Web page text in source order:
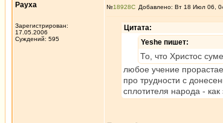
Рауха
Зарегистрирован:
17.05.2006
Суждений: 595
№18928 Добавлено: Вт 18 Июл 06,
Цитата:
Yeshe пишет:
То, что Христос
любое учение
про трудности с
сплотителя народа - как